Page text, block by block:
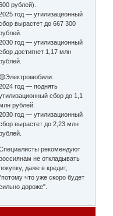
рублей).
год — утилизационный
вырастет до 667 300
год — утилизационный
достигнет 1,17 млн
🟡Электромобили:
год — поднять
сбор до 1,1
рублей.
год — утилизационный
вырастет до 2,23 млн
рекомендуют
не откладывать
даже в кредит,
что уже скоро будет
дороже".